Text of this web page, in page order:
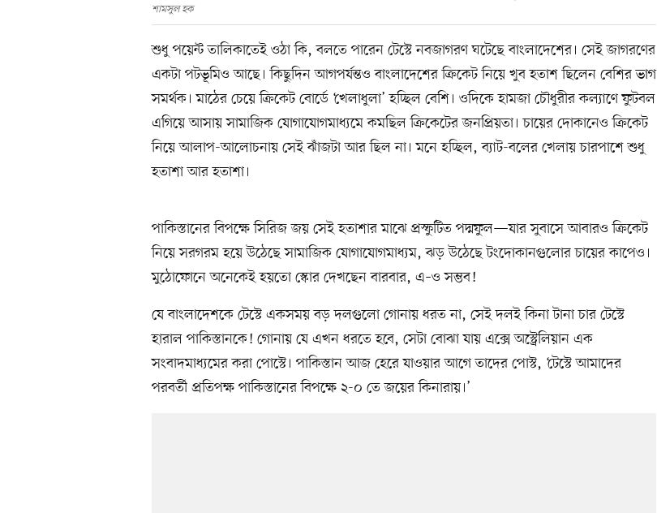
শামসুল হক
শুধু পয়েন্ট তালিকাতেই ওঠা কি, বলতে পারেন টেস্টে নবজাগরণ ঘটেছে বাংলাদেশের। সেই জাগরণের
একটা পটভূমিও আছে। কিছুদিন আগপর্যন্তও বাংলাদেশের ক্রিকেট নিয়ে খুব হতাশ ছিলেন বেশির ভাগ
সমর্থক। মাঠের চেয়ে ক্রিকেট বোর্ডে ‘খেলাধুলা’ হচ্ছিল বেশি। ওদিকে হামজা চৌধুরীর কল্যাণে ফুটবল
এগিয়ে আসায় সামাজিক যোগাযোগমাধ্যমে কমছিল ক্রিকেটের জনপ্রিয়তা। চায়ের দোকানেও ক্রিকেট
নিয়ে আলাপ-আলোচনায় সেই ঝাঁজটা আর ছিল না। মনে হচ্ছিল, ব্যাট-বলের খেলায় চারপাশে শুধু
হতাশা আর হতাশা।
পাকিস্তানের বিপক্ষে সিরিজ জয় সেই হতাশার মাঝে প্রস্ফুটিত পদ্মফুল—যার সুবাসে আবারও ক্রিকেট
নিয়ে সরগরম হয়ে উঠেছে সামাজিক যোগাযোগমাধ্যম, ঝড় উঠেছে টংদোকানগুলোর চায়ের কাপেও।
মুঠোফোনে অনেকেই হয়তো স্কোর দেখছেন বারবার, এ–ও সম্ভব!
যে বাংলাদেশকে টেস্টে একসময় বড় দলগুলো গোনায় ধরত না, সেই দলই কিনা টানা চার টেস্টে
হারাল পাকিস্তানকে! গোনায় যে এখন ধরতে হবে, সেটা বোঝা যায় এক্সে অস্ট্রেলিয়ান এক
সংবাদমাধ্যমের করা পোস্টে। পাকিস্তান আজ হেরে যাওয়ার আগে তাদের পোস্ট, ‘টেস্টে আমাদের
পরবর্তী প্রতিপক্ষ পাকিস্তানের বিপক্ষে ২-০ তে জয়ের কিনারায়।’